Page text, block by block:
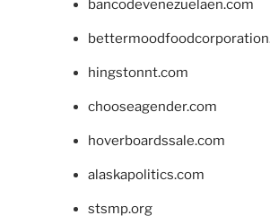
bancodevenezuelaen.com
hingstonnt.com
chooseagender.com
hoverboardssale.com
alaskapolitics.com
stsmp.org